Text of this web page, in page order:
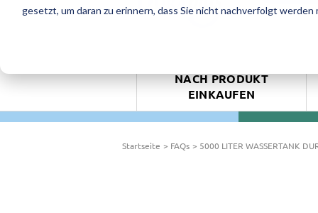
gesetzt, um daran zu erinnern, dass Sie nicht nachverfolgt werden
NACH PRODUKT
EINKAUFEN
Startseite FAQs 5000 LITER WASSERTANK